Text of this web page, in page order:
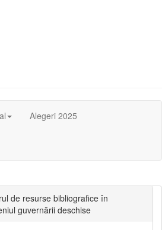
Alegeri 2025
de resurse bibliografice în
guvernării deschise